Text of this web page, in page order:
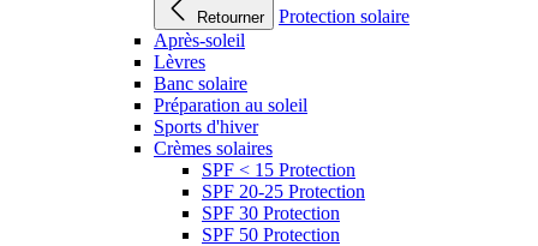
Retourner
Protection solaire
Après-soleil
Lèvres
Banc solaire
Préparation au soleil
Sports d'hiver
Crèmes solaires
SPF < 15 Protection
SPF 20-25 Protection
SPF 30 Protection
SPF 50 Protection